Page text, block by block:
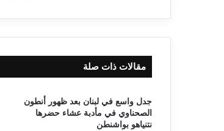
مقالات ذات صلة
جدل واسع في لبنان بعد ظهور أنطون
الصحناوي في مأدبة عشاء حضرها
نتنياهو بواشنطن